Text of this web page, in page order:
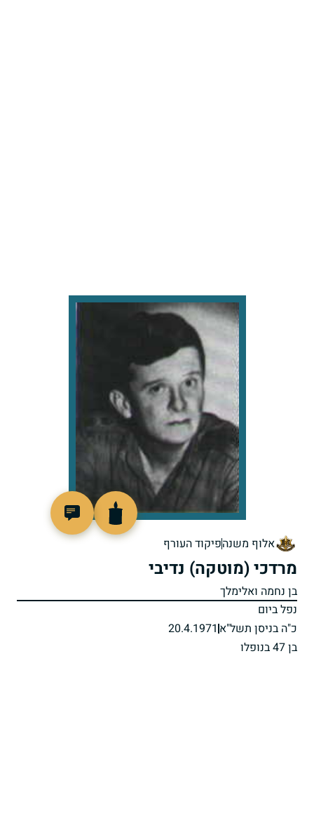
אלוף משנהפיקוד העורף
מרדכי (מוטקה) נדיבי
בן נחמה ואלימלך
נפל ביום
כ"ה בניסן תשל"א 20.4.1971
בן 47 בנופלו